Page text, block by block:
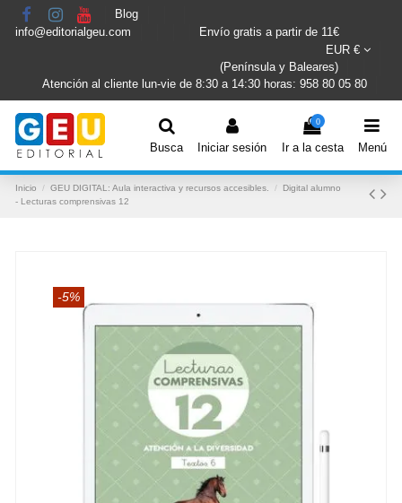
Blog
info@editorialgeu.com
Envío gratis a partir de 11€
EUR €
(Península y Baleares)
Atención al cliente lun-vie de 8:30 a 14:30 horas: 958 80 05 80
Busca Iniciar sesión
0
Ir a la cesta Menú
Inicio GEU DIGITAL: Aula interactiva y recursos accesibles.
Digital alumno
- Lecturas comprensivas 12
-5%